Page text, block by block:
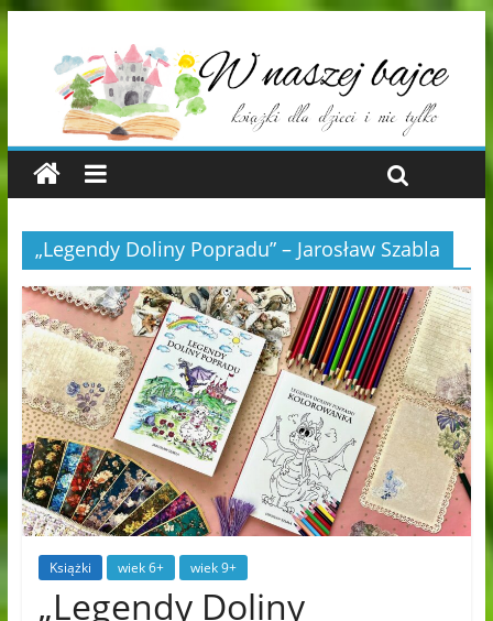
„Legendy Doliny Popradu” – Jarosław Szabla
Książki wiek 6+ wiek 9+
„Legendy Doliny